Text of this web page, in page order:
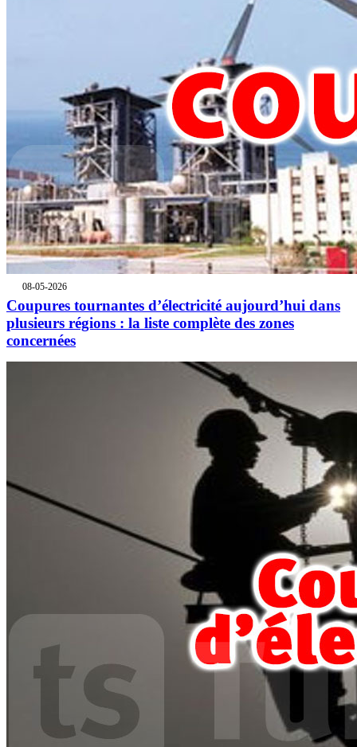
08-05-2026
Coupures tournantes d’électricité aujourd’hui dans
plusieurs régions : la liste complète des zones
concernées